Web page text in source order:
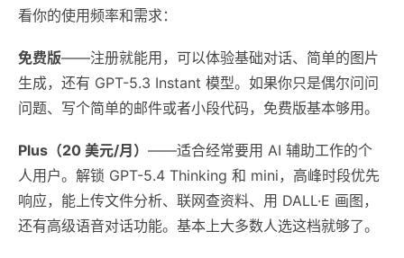
看你的使用频率和需求：
免费版——注册就能用，可以体验基础对话、简单的图片
生成，还有 GPT-5.3 Instant 模型。如果你只是偶尔问问
问题、写个简单的邮件或者小段代码，免费版基本够用。
Plus（20 美元/月） ——适合经常要用 AI 辅助工作的个
人用户。解锁 GPT-5.4 Thinking 和 mini，高峰时段优先
响应，能上传文件分析、联网查资料、用 DALL·E 画图，
还有高级语音对话功能。基本上大多数人选这档就够了。